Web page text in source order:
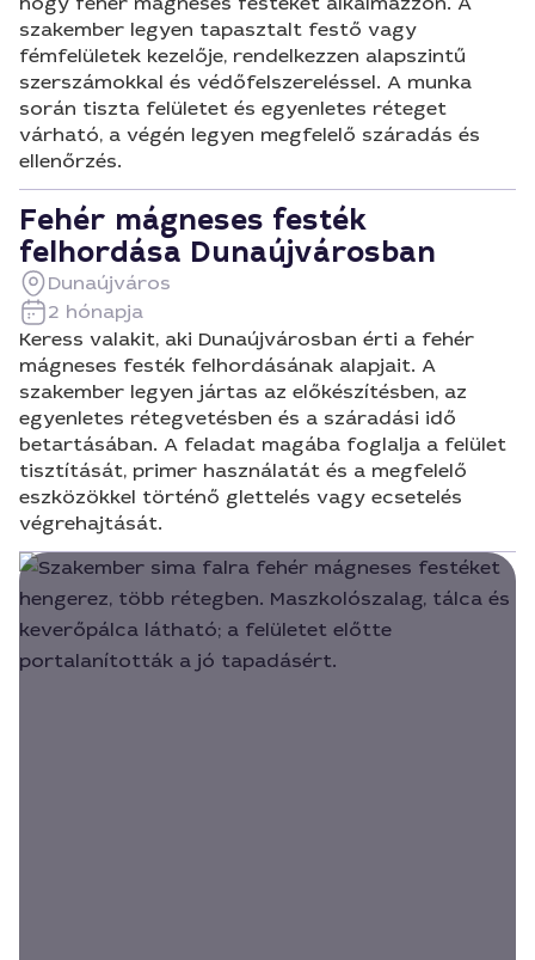
szakember legyen tapasztalt festő vagy
fémfelületek kezelője, rendelkezzen alapszintű
szerszámokkal és védőfelszereléssel. A munka
során tiszta felületet és egyenletes réteget
várható, a végén legyen megfelelő száradás és
ellenőrzés.
Fehér mágneses festék
felhordása Dunaújvárosban
Dunaújváros
2 hónapja
Keress valakit, aki Dunaújvárosban érti a fehér
mágneses festék felhordásának alapjait. A
szakember legyen jártas az előkészítésben, az
egyenletes rétegvetésben és a száradási idő
betartásában. A feladat magába foglalja a felület
tisztítását, primer használatát és a megfelelő
eszközökkel történő glettelés vagy ecsetelés
végrehajtását.